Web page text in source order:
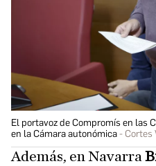
El portavoz de Compromís en las
en la Cámara autonómica
Cortes
Además, en Navarra